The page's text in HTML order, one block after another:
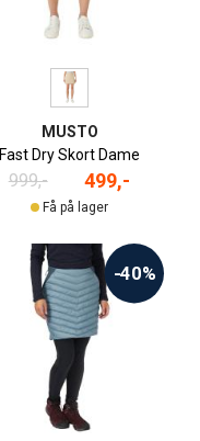
MUSTO
Fast Dry Skort Dame
999,- 499,-
Få på lager
-40%